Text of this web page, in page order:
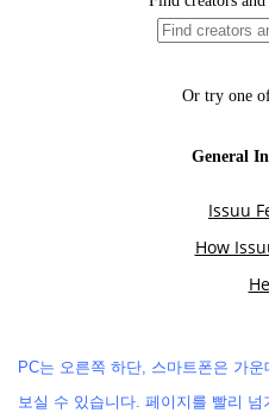
PC는 오른쪽 하단, 스마트폰은 가운
보실 수 있습니다. 페이지를 빨리